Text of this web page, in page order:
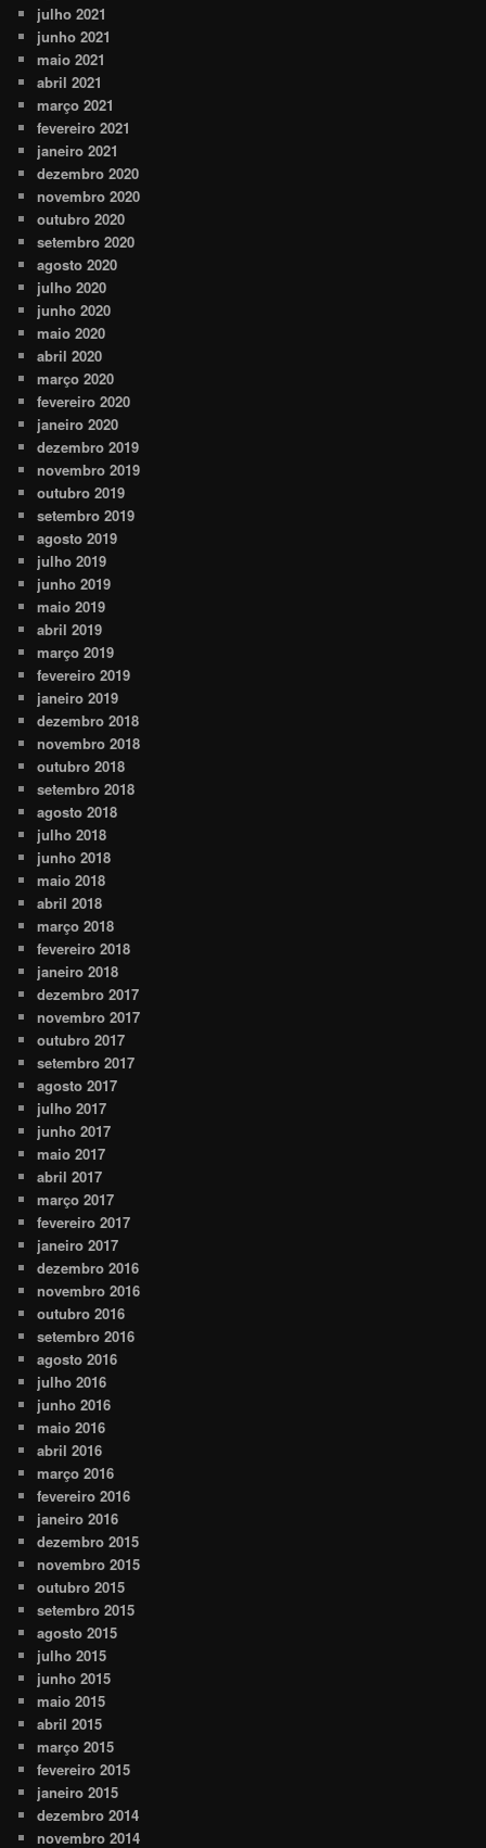
julho 2021
junho 2021
maio 2021
abril 2021
março 2021
fevereiro 2021
janeiro 2021
dezembro 2020
novembro 2020
outubro 2020
setembro 2020
agosto 2020
julho 2020
junho 2020
maio 2020
abril 2020
março 2020
fevereiro 2020
janeiro 2020
dezembro 2019
novembro 2019
outubro 2019
setembro 2019
agosto 2019
julho 2019
junho 2019
maio 2019
abril 2019
março 2019
fevereiro 2019
janeiro 2019
dezembro 2018
novembro 2018
outubro 2018
setembro 2018
agosto 2018
julho 2018
junho 2018
maio 2018
abril 2018
março 2018
fevereiro 2018
janeiro 2018
dezembro 2017
novembro 2017
outubro 2017
setembro 2017
agosto 2017
julho 2017
junho 2017
maio 2017
abril 2017
março 2017
fevereiro 2017
janeiro 2017
dezembro 2016
novembro 2016
outubro 2016
setembro 2016
agosto 2016
julho 2016
junho 2016
maio 2016
abril 2016
março 2016
fevereiro 2016
janeiro 2016
dezembro 2015
novembro 2015
outubro 2015
setembro 2015
agosto 2015
julho 2015
junho 2015
maio 2015
abril 2015
março 2015
fevereiro 2015
janeiro 2015
dezembro 2014
novembro 2014